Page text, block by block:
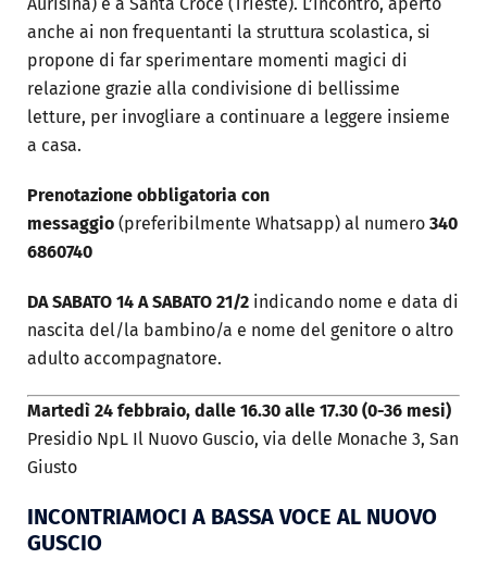
anche ai non frequentanti la struttura scolastica, si
propone di far sperimentare momenti magici di
relazione grazie alla condivisione di bellissime
letture, per invogliare a continuare a leggere insieme
a casa.
Prenotazione obbligatoria con
messaggio (preferibilmente Whatsapp) al numero 340
6860740
DA SABATO 14 A SABATO 21/2 indicando nome e data di
nascita del/la bambino/a e nome del genitore o altro
adulto accompagnatore.
Martedì 24 febbraio, dalle 16.30 alle 17.30 (0-36 mesi)
Presidio NpL Il Nuovo Guscio, via delle Monache 3, San
Giusto
INCONTRIAMOCI A BASSA VOCE AL NUOVO
GUSCIO